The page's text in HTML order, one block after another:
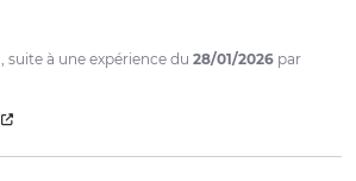
, suite à une expérience du28/01/2026 par